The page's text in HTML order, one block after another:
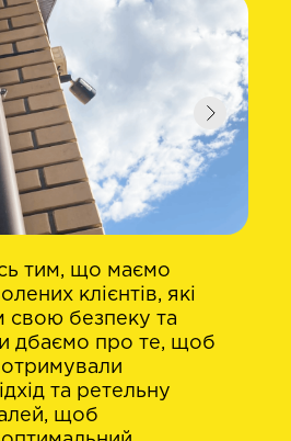
тим, що маємо
клієнтів, які
свою безпеку та
дбаємо про те, щоб
отримували
та ретельну
щоб